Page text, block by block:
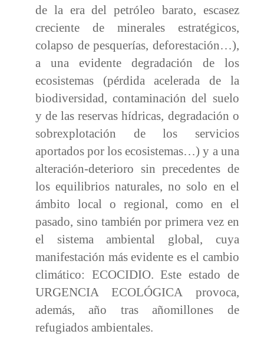
de la era del petróleo barato, escasez
creciente de minerales estratégicos,
colapso de pesquerías, deforestación…),
a una evidente degradación de los
ecosistemas (pérdida acelerada de la
biodiversidad, contaminación del suelo
y de las reservas hídricas, degradación o
sobrexplotación de los servicios
aportados por los ecosistemas…) y a una
alteración-deterioro sin precedentes de
los equilibrios naturales, no solo en el
ámbito local o regional, como en el
pasado, sino también por primera vez en
el sistema ambiental global, cuya
manifestación más evidente es el cambio
climático: ECOCIDIO. Este estado de
URGENCIA ECOLÓGICA provoca,
además, año tras añomillones de
refugiados ambientales.